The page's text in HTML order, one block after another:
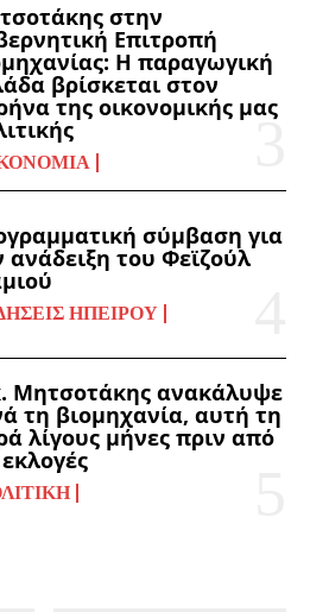
στην
Επιτροπή
Η παραγωγική
βρίσκεται στον
της οικονομικής μας
σύμβαση για
ανάδειξη του Φεϊζούλ
ΗΠΕΊΡΟΥ
Μητσοτάκης ανακάλυψε
τη βιομηχανία, αυτή τη
λίγους μήνες πριν από
εκλογές